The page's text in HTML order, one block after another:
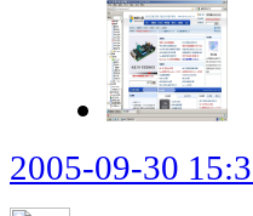
2005-09-30